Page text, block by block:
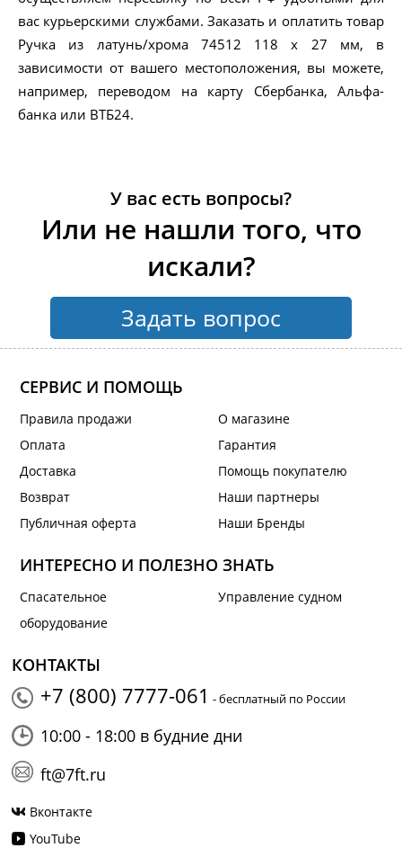
вас курьерскими службами. Заказать и оплатить товар
Ручка из латунь/хрома 74512 118 x 27 мм, в
зависимости от вашего местоположения, вы можете,
например, переводом на карту Сбербанка, Альфа-
банка или ВТБ24.
У вас есть вопросы?
Или не нашли того, что
искали?
Задать вопрос
СЕРВИС И ПОМОЩЬ
Правила продажи
Оплата
Доставка
Возврат
Публичная оферта
О магазине
Гарантия
Помощь покупателю
Наши партнеры
Наши Бренды
ИНТЕРЕСНО И ПОЛЕЗНО ЗНАТЬ
Спасательное
оборудование
Управление судном
КОНТАКТЫ
+7 (800) 7777-061 - бесплатный по России
10:00 - 18:00 в будние дни
ft@7ft.ru
Вконтакте
YouTube